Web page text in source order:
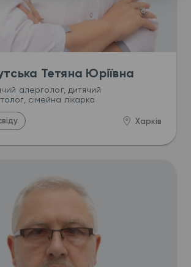
Тетяна Юріївна
алерголог, дитячий
сімейна лікарка
Харків